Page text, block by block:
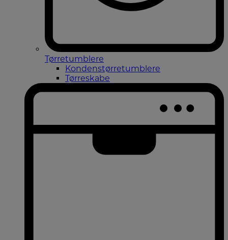
Tørretumblere
Kondenstørretumblere
Tørreskabe